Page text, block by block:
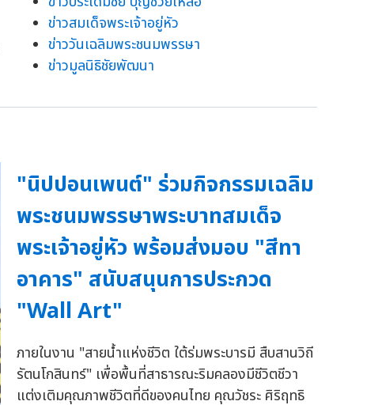
ข่าวสมเด็จพระเจ้าอยู่หัว
ข่าววันเฉลิมพระชนมพรรษา
ข่าวมูลนิธิชัยพัฒนา
"นิปปอนเพนต์" ร่วมกิจกรรมเฉลิม
พระชนมพรรษาพระบาทสมเด็จ
พระเจ้าอยู่หัว พร้อมส่งมอบ "สีทา
อาคาร" สนับสนุนการประกวด
"Wall Art"
ภายในงาน "สายน้ำแห่งชีวิต ใต้ร่มพระบารมี สืบสานวิถี
รัตนโกสินทร์" เพื่อพื้นที่สาธารณะริมคลองมีชีวิตชีวา
แต่งเติมคุณภาพชีวิตที่ดีของคนไทย คุณวัชระ ศิริฤทธิ